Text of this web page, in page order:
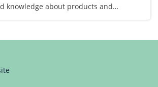
knowledge about products and